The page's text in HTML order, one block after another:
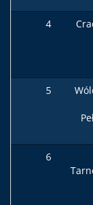
4
5
6